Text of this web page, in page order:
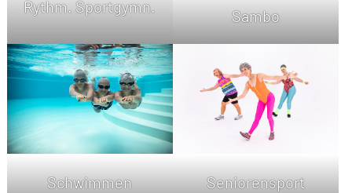
Rythm. Sportgymn. Sambo
Schwimmen Seniorensport